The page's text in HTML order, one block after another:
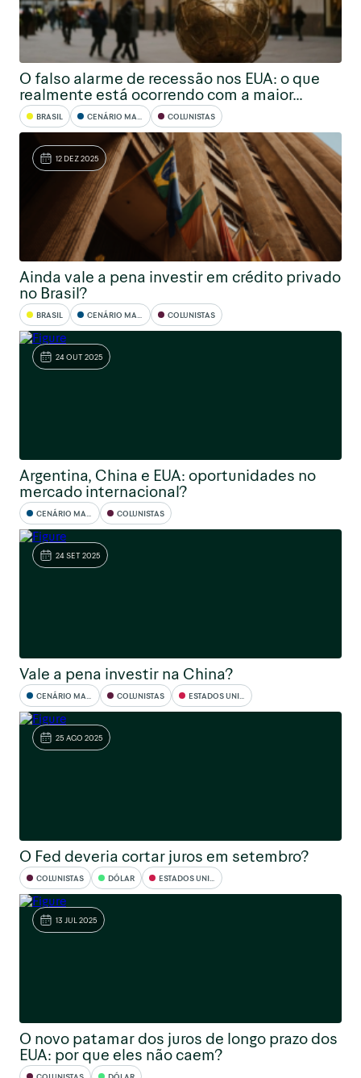
O falso alarme de recessão nos EUA: o que
realmente está ocorrendo com a maior...
BRASIL CENÁRIO MACRO COLUNISTAS
12 DEZ 2025
Ainda vale a pena investir em crédito privado
no Brasil?
BRASIL CENÁRIO MACRO COLUNISTAS
24 OUT 2025
Argentina, China e EUA: oportunidades no
mercado internacional?
CENÁRIO MACRO COLUNISTAS
24 SET 2025
Vale a pena investir na China?
CENÁRIO MACRO COLUNISTAS ESTADOS UNIDOS
25 AGO 2025
O Fed deveria cortar juros em setembro?
COLUNISTAS DÓLAR ESTADOS UNIDOS
13 JUL 2025
O novo patamar dos juros de longo prazo dos
EUA: por que eles não caem?